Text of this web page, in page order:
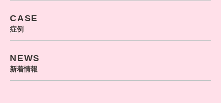
CASE
症例
NEWS
新着情報